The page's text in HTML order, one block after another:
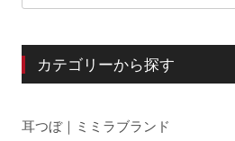
カテゴリーから探す
耳つぼ｜ミミラブランド